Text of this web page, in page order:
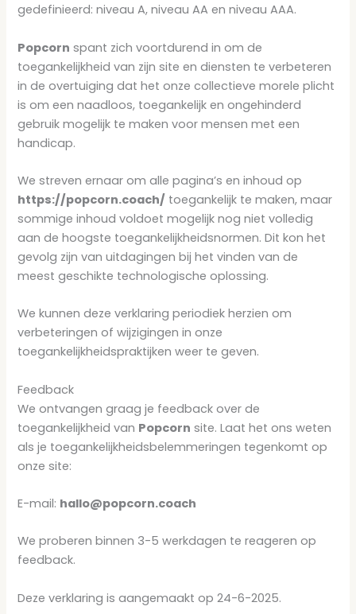
gedefinieerd: niveau A, niveau AA en niveau AAA.
Popcorn spant zich voortdurend in om de
toegankelijkheid van zijn site en diensten te verbeteren
in de overtuiging dat het onze collectieve morele plicht
is om een naadloos, toegankelijk en ongehinderd
gebruik mogelijk te maken voor mensen met een
handicap.
We streven ernaar om alle pagina’s en inhoud op
https://popcorn.coach/ toegankelijk te maken, maar
sommige inhoud voldoet mogelijk nog niet volledig
aan de hoogste toegankelijkheidsnormen. Dit kon het
gevolg zijn van uitdagingen bij het vinden van de
meest geschikte technologische oplossing.
We kunnen deze verklaring periodiek herzien om
verbeteringen of wijzigingen in onze
toegankelijkheidspraktijken weer te geven.
Feedback
We ontvangen graag je feedback over de
toegankelijkheid van Popcorn site. Laat het ons weten
als je toegankelijkheidsbelemmeringen tegenkomt op
onze site:
E-mail: hallo@popcorn.coach
We proberen binnen 3-5 werkdagen te reageren op
feedback.
Deze verklaring is aangemaakt op 24-6-2025.